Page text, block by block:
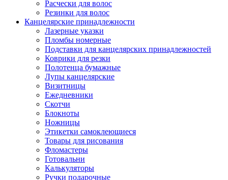
Расчески для волос
Резинки для волос
Канцелярские принадлежности
Лазерные указки
Пломбы номерные
Подставки для канцелярских принадлежностей
Коврики для резки
Полотенца бумажные
Лупы канцелярские
Визитницы
Ежедневники
Скотчи
Блокноты
Ножницы
Этикетки самоклеющиеся
Товары для рисования
Фломастеры
Готовальни
Калькуляторы
Ручки подарочные